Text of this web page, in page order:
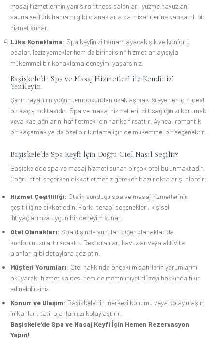
masaj hizmetlerinin yanı sıra fitness salonları, yüzme havuzları,
sauna ve Türk hamamı gibi olanaklarla da misafirlerine kapsamlı bir
hizmet sunar.
Lüks Konaklama: Spa keyfinizi tamamlayacak şık ve konforlu
odalar, leziz yemekler hem de birinci sınıf hizmet anlayışıyla
mükemmel bir konaklama deneyimi yaşarsınız.
Başiskele’de Spa ve Masaj Hizmetleri ile Kendinizi
Yenileyin
Şehir hayatının yoğun temposundan uzaklaşmak isteyenler için ideal
bir kaçış noktasıdır. Spa ve masaj hizmetleri, cilt sağlığınızı korumak
veya kas ağrılarını hafifletmek için harika fırsattır. Ayrıca, romantik
bir kaçamak ya da özel bir kutlama için de mükemmel bir seçenektir.
Başiskele’de Spa Keyfi İçin Doğru Otel Nasıl Seçilir?
Başiskele’de spa ve masaj hizmeti sunan birçok otel bulunmaktadır.
Doğru oteli seçerken dikkat etmeniz gereken bazı noktalar şunlardır:
Hizmet Çeşitliliği: Otelin sunduğu spa ve masaj hizmetlerinin
çeşitliliğine dikkat edin. Farklı terapi seçenekleri, kişisel
ihtiyaçlarınıza uygun bir deneyim sunar.
Otel Olanakları: Spa dışında sunulan diğer olanaklar da
konforunuzu artıracaktır. Restoranlar, havuzlar veya aktivite
alanları gibi detaylara göz atın.
Müşteri Yorumları: Otel hakkında önceki misafirlerin yorumlarını
okuyarak, hizmet kalitesi hem de memnuniyet düzeyi hakkında fikir
edinebilirsiniz.
Konum ve Ulaşım: Başiskele’nin merkezi konumu veya kolay ulaşım
imkanları, tatil planlarınızı kolaylaştırır.
Başiskele’de Spa ve Masaj Keyfi İçin Hemen Rezervasyon
Yapın!